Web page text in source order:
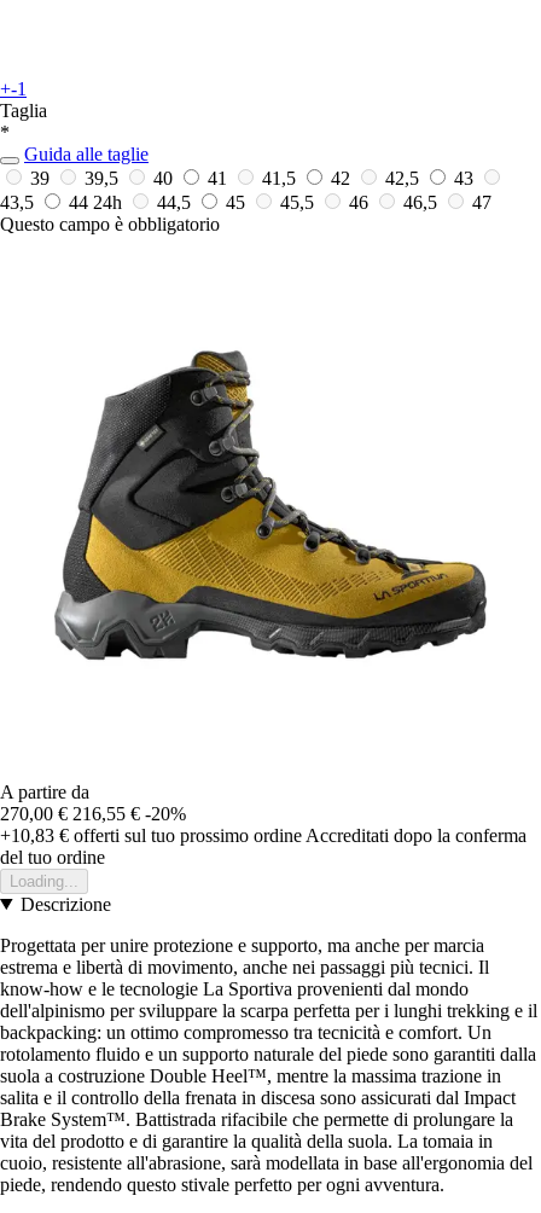
+-1
Taglia
*
Guida alle taglie
39
39,5 40 41 41,5 42 42,5
43
43,5
44 24h 44,5 45 45,5 46 46,5
47
Questo campo è obbligatorio
A partire da
270,00 € 216,55 € -20%
+10,83 € offerti sul tuo prossimo ordine Accreditati dopo la conferma
del tuo ordine
Loading...
Descrizione
Progettata per unire protezione e supporto, ma anche per marcia
estrema e libertà di movimento, anche nei passaggi più tecnici. Il
know-how e le tecnologie La Sportiva provenienti dal mondo
dell'alpinismo per sviluppare la scarpa perfetta per i lunghi trekking e il
backpacking: un ottimo compromesso tra tecnicità e comfort. Un
rotolamento fluido e un supporto naturale del piede sono garantiti dalla
suola a costruzione Double Heel™, mentre la massima trazione in
salita e il controllo della frenata in discesa sono assicurati dal Impact
Brake System™. Battistrada rifacibile che permette di prolungare la
vita del prodotto e di garantire la qualità della suola. La tomaia in
cuoio, resistente all'abrasione, sarà modellata in base all'ergonomia del
piede, rendendo questo stivale perfetto per ogni avventura.